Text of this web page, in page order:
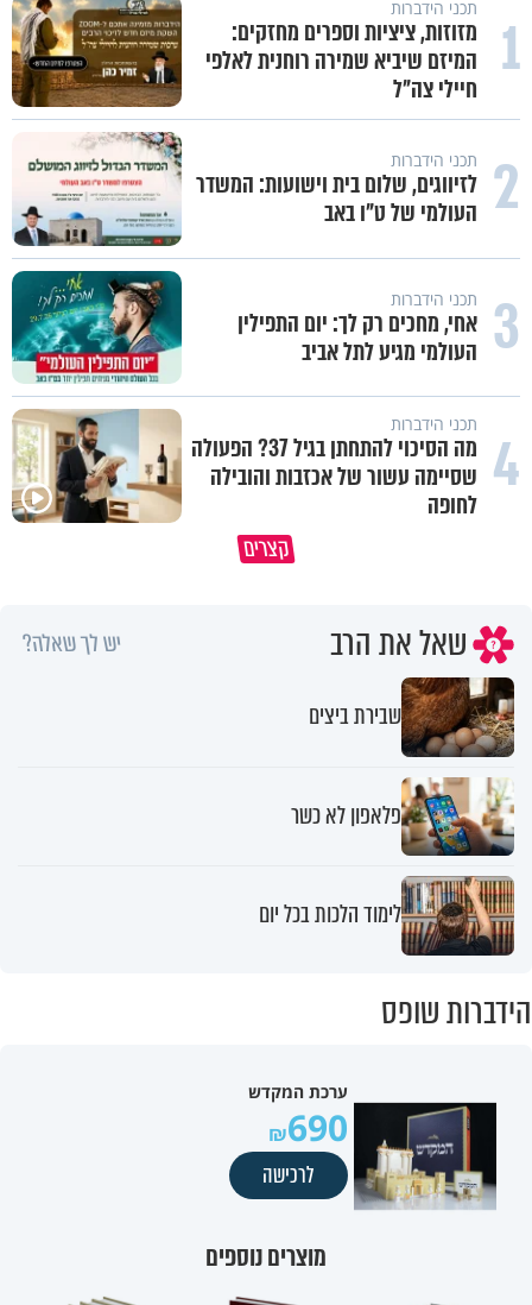
1 תכני הידברות
מזוזות, ציציות וספרים מחזקים:
המיזם שיביא שמירה רוחנית לאלפי
חיילי צה"ל
2 תכני הידברות
לזיווגים, שלום בית וישועות: המשדר
העולמי של ט"ו באב
3 תכני הידברות
אחי, מחכים רק לך: יום התפילין
העולמי מגיע לתל אביב
4 תכני הידברות
מה הסיכוי להתחתן בגיל 37? הפעולה
שסיימה עשור של אכזבות והובילה
לחופה
קצרים
קרה בערד נס מסוג אחר! הרב
שניאור אשכנזי במסר מיוחד בעקבות
פותחים פתח קטן - ומקבלים
שאל את הרב יש לך שאלה?
שבירת ביצים
פלאפון לא כשר
לימוד הלכות בכל יום
הידברות שופס
ערכת המקדש
690
לרכישה
מוצרים נוספים